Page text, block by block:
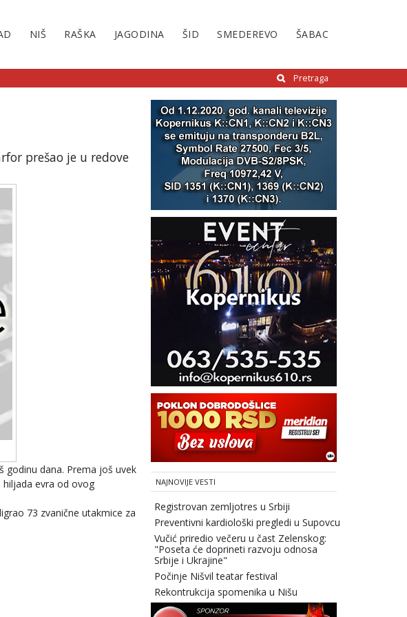
NIŠ RAŠKA JAGODINA ŠID SMEDEREVO ŠABAC
Pretraga
prešao je u redove
godinu dana. Prema još uvek
evra od ovog
73 zvanične utakmice za
NAJNOVIJE VESTI
Registrovan zemljotres u Srbiji
Preventivni kardiološki pregledi u Supovcu
Vučić priredio večeru u čast Zelenskog:
"Poseta će doprineti razvoju odnosa
Srbije i Ukrajine"
Počinje Nišvil teatar festival
Rekontrukcija spomenika u Nišu